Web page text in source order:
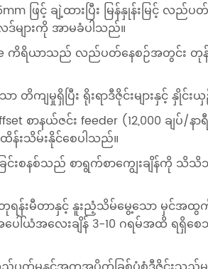
ဖြင့် ချဲ့ထားပြီး မြန်နှုန်းမြင့် လ
ဒ်များကို အာမခံပါသည်။
ကိရိယာသည် လည်ပတ်နေစဉ်အတွင်း
ာ တိကျမှုရှိပြီး ရိုးရာဒီဇိုင်းများနှင့်
စာနယ်ဇင်း feeder (12,000 ချပ်/န
သိမ်းနိုင်စေပါသည်။
းစနစ်သည် စာရွက်စာကျွေးချိန်ကို သိသိ
န်းမီတာနှင့် နူးညံ့သိမ်မွေ့သော မှင်အထွက်
ေါ်ယံအလေးချိန် 3-10 ဂရမ်အထိ ရရှိ